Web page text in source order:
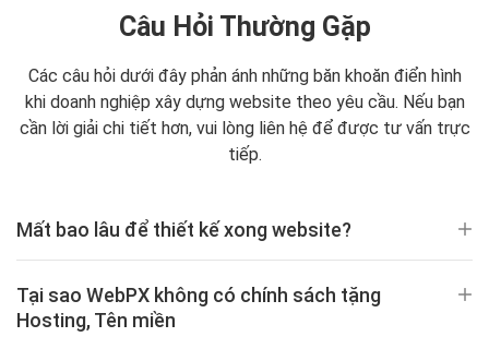
Câu Hỏi Thường Gặp
Các câu hỏi dưới đây phản ánh những băn khoăn điển hình
khi doanh nghiệp xây dựng website theo yêu cầu. Nếu bạn
cần lời giải chi tiết hơn, vui lòng liên hệ để được tư vấn trực
tiếp.
Mất bao lâu để thiết kế xong website?
Tại sao WebPX không có chính sách tặng
Hosting, Tên miền